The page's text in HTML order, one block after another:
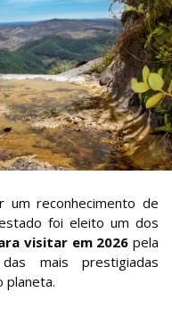
um reconhecimento de
foi eleito um dos
visitar em 2026 pela
mais prestigiadas
planeta.